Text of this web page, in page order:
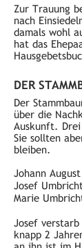
Zur Trauung
nach
damals wohl
hat das
DER
Der
über die
Auskunft.
Sie sollten
bleiben.
Johann
Josef
Marie
Josef
knapp 2